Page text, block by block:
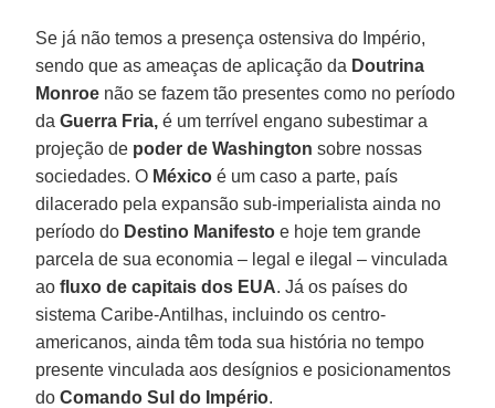
Se já não temos a presença ostensiva do Império,
sendo que as ameaças de aplicação da Doutrina
Monroe não se fazem tão presentes como no período
daGuerra Fria, é um terrível engano subestimar a
projeção de poder de Washington sobre nossas
sociedades. O México é um caso a parte, país
dilacerado pela expansão sub-imperialista ainda no
período do Destino Manifesto e hoje tem grande
parcela de sua economia – legal e ilegal – vinculada
aofluxo de capitais dos EUA. Já os países do
sistema Caribe-Antilhas, incluindo os centro-
americanos, ainda têm toda sua história no tempo
presente vinculada aos desígnios e posicionamentos
doComando Sul do Império.